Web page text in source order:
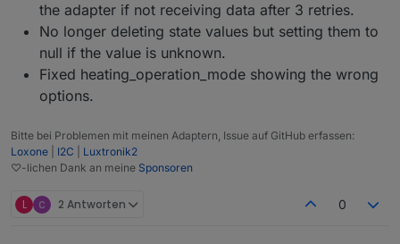
the adapter if not receiving data after 3 retries.
No longer deleting state values but setting them to
null if the value is unknown.
Fixed heating_operation_mode showing the wrong
options.
Bitte bei Problemen mit meinen Adaptern, Issue auf GitHub erfassen:
Loxone
I2C
Luxtronik2
♡-lichen Dank an meine Sponsoren
L 2 Antworten 0